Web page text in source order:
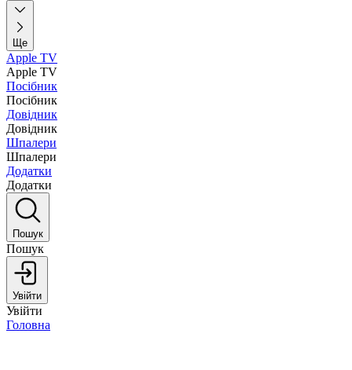
Ще
Apple TV
Apple TV
Посібник
Посібник
Довідник
Довідник
Шпалери
Шпалери
Додатки
Додатки
Пошук
Пошук
Увійти
Увійти
Головна